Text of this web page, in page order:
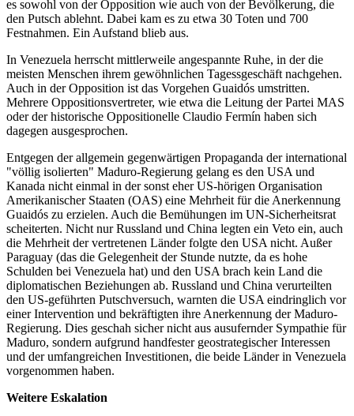
es sowohl von der Opposition wie auch von der Bevölkerung, die
den Putsch ablehnt. Dabei kam es zu etwa 30 Toten und 700
Festnahmen. Ein Aufstand blieb aus.
In Venezuela herrscht mittlerweile angespannte Ruhe, in der die
meisten Menschen ihrem gewöhnlichen Tagessgeschäft nachgehen.
Auch in der Opposition ist das Vorgehen Guaidós umstritten.
Mehrere Oppositionsvertreter, wie etwa die Leitung der Partei MAS
oder der historische Oppositionelle Claudio Fermín haben sich
dagegen ausgesprochen.
Entgegen der allgemein gegenwärtigen Propaganda der international
"völlig isolierten" Maduro-Regierung gelang es den USA und
Kanada nicht einmal in der sonst eher US-hörigen Organisation
Amerikanischer Staaten (OAS) eine Mehrheit für die Anerkennung
Guaidós zu erzielen. Auch die Bemühungen im UN-Sicherheitsrat
scheiterten. Nicht nur Russland und China legten ein Veto ein, auch
die Mehrheit der vertretenen Länder folgte den USA nicht. Außer
Paraguay (das die Gelegenheit der Stunde nutzte, da es hohe
Schulden bei Venezuela hat) und den USA brach kein Land die
diplomatischen Beziehungen ab. Russland und China verurteilten
den US-geführten Putschversuch, warnten die USA eindringlich vor
einer Intervention und bekräftigten ihre Anerkennung der Maduro-
Regierung. Dies geschah sicher nicht aus ausufernder Sympathie für
Maduro, sondern aufgrund handfester geostrategischer Interessen
und der umfangreichen Investitionen, die beide Länder in Venezuela
vorgenommen haben.
Weitere Eskalation